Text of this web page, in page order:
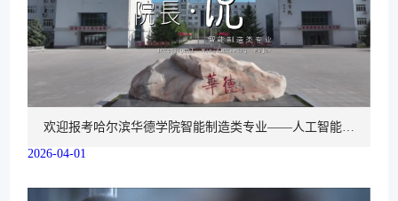
欢迎报考哈尔滨华德学院智能制造类专业——人工智能重
2026-04-01